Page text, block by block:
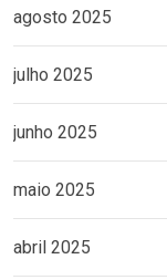
agosto 2025
julho 2025
junho 2025
maio 2025
abril 2025